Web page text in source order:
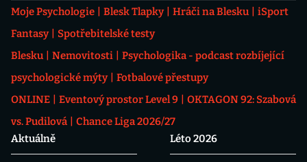
Moje Psychologie Blesk Tlapky Hráči na Blesku
iSport
Fantasy
Spotřebitelské testy
Blesku
Nemovitosti
Psychologika - podcast rozbíjející
psychologické mýty
Fotbalové přestupy
ONLINE
Eventový prostor Level 9
OKTAGON 92: Szabová
vs. Pudilová
Chance Liga 2026/27
Aktuálně
Léto 2026